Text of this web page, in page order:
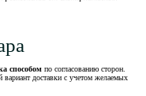
способом по согласованию сторон.
доставки с учетом желаемых